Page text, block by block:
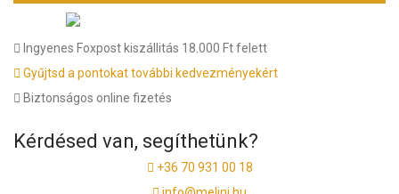
Ingyenes Foxpost kiszállitás 18.000 Ft felett
Gyűjtsd a pontokat további kedvezményekért
Biztonságos online fizetés
Kérdésed van, segíthetünk?
+36 70 931 00 18